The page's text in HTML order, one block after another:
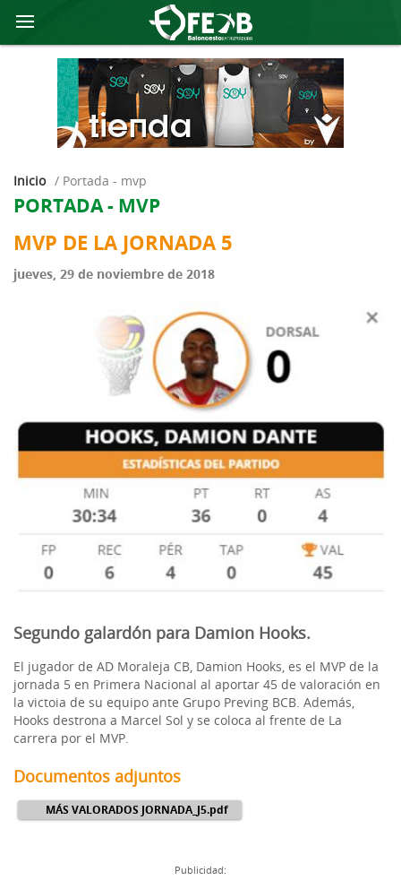
Inicio / portada - mvp
PORTADA - MVP
MVP DE LA JORNADA 5
jueves, 29 de noviembre de 2018
Segundo galardón para Damion Hooks.
El jugador de AD Moraleja CB, Damion Hooks, es el MVP de la
jornada 5 en Primera Nacional al aportar 45 de valoración en
la victoia de su equipo ante Grupo Preving BCB. Además,
Hooks destrona a Marcel Sol y se coloca al frente de La
carrera por el MVP.
Documentos adjuntos
MÁS VALORADOS JORNADA_J5.pdf
Publicidad: